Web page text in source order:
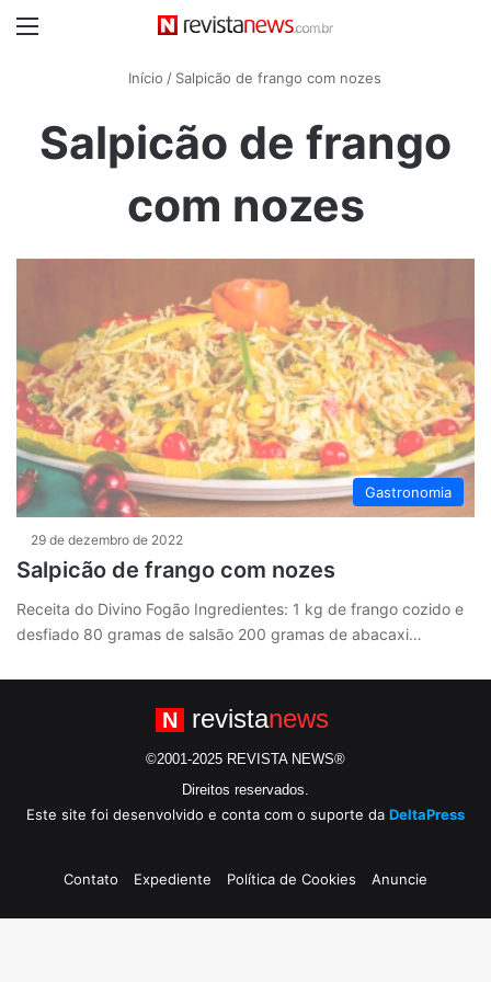
Início / Salpicão de frango com nozes
Salpicão de frango
com nozes
Gastronomia
29 de dezembro de 2022
Salpicão de frango com nozes
Receita do Divino Fogão Ingredientes: 1 kg de frango cozido e
desfiado 80 gramas de salsão 200 gramas de abacaxi…
N revistanews
©2001-2025 REVISTA NEWS®
Direitos reservados.
Este site foi desenvolvido e conta com o suporte da DeltaPress
Contato Expediente Política de Cookies Anuncie